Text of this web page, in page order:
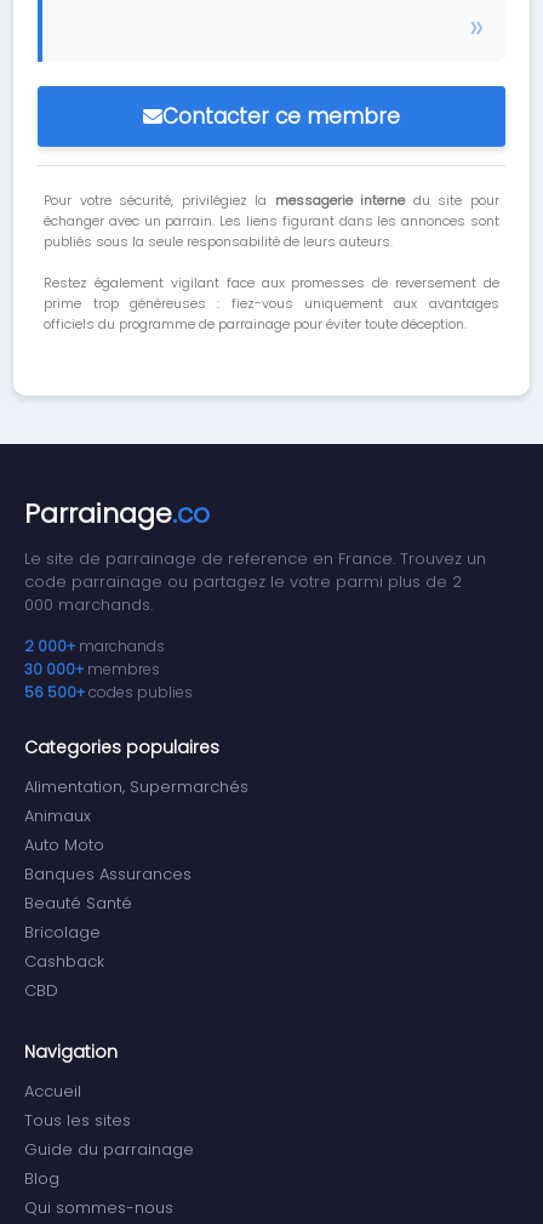
Contacter ce membre
Pour votre sécurité, privilégiez la messagerie internedu site pour
échanger avec un parrain. Les liens figurant dans les annonces sont
publiés sous la seule responsabilité de leurs auteurs.
Restez également vigilant face aux promesses de reversement de
prime trop généreuses : fiez-vous uniquement aux avantages
officiels du programme de parrainage pour éviter toute déception.
Parrainage.co
Le site de parrainage de reference en France. Trouvez un
code parrainage ou partagez le votre parmi plus de 2
000 marchands.
2 000+ marchands
30 000+ membres
56 500+codes publies
Categories populaires
Alimentation, Supermarchés
Animaux
Auto Moto
Banques Assurances
Beauté Santé
Bricolage
Cashback
CBD
Navigation
Accueil
Tous les sites
Guide du parrainage
Blog
Qui sommes-nous